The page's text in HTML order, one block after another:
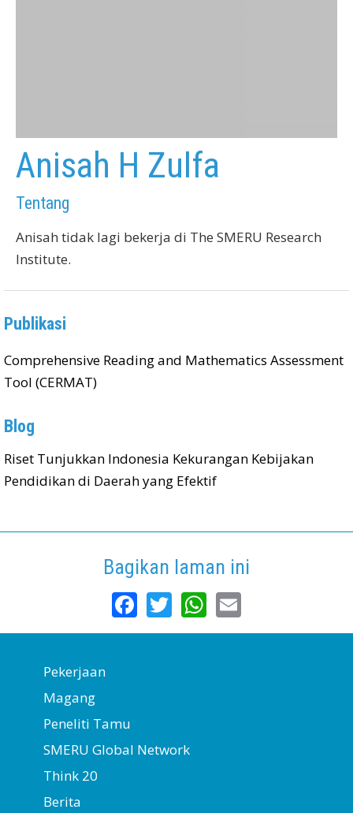
Anisah H Zulfa
Tentang
Anisah tidak lagi bekerja di The SMERU Research
Institute.
Publikasi
Comprehensive Reading and Mathematics Assessment
Tool (CERMAT)
Blog
Riset Tunjukkan Indonesia Kekurangan Kebijakan
Pendidikan di Daerah yang Efektif
Bagikan laman ini
Facebook
TwitterWhatsApp
Pekerjaan
Magang
Peneliti Tamu
SMERU Global Network
Think 20
Berita